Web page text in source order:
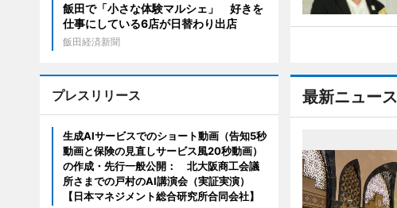
最新ニュース
飯田で「小さな体験マルシェ」 好きを
仕事にしている6店が日替わり出店
飯田経済新聞
プレスリリース
生成AIサービスでのショート動画（告知5秒
動画と保険の見直しサービス風20秒動画）
の作成・先行一般公開： 北大阪商工会議
所さまでの戸村のAI講演会（実証実演）
【日本マネジメント総合研究所合同会社】